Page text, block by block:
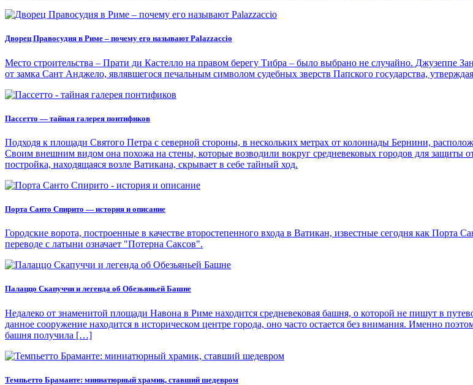
Дворец Правосудия в Риме – почему его называют Palazzaccio
Место строительства – Прати ди Кастелло на правом берегу Тибра – было выбрано не случайно. Джузеппе
от замка Сант Анджело, являвшегося печальным символом судебных зверств Папского государства,
Пассетто — тайная галерея понтификов
Подходя к площади Святого Петра с северной стороны, в нескольких метрах от колоннады Бернини,
Своим внешним видом она похожа на стены, которые возводили вокруг средневековых городов для защиты
постройка, находящаяся возле Ватикана, скрывает в себе тайный ход.
Порта Санто Спирито — история и описание
Городские ворота, построенные в качестве второстепенного входа в Ватикан, известные сегодня как Порта
переводе с латыни означает "Потерна Саксов".
Палаццо Скапуччи и легенда об Обезьяньей Башне
Недалеко от знаменитой площади Навона в Риме находится средневековая башня, о которой не пишут в
данное сооружение находится в историческом центре города, оно часто остается без внимания. Именно
башня получила […]
Темпьетто Браманте: миниатюрный храмик, ставший шедевром